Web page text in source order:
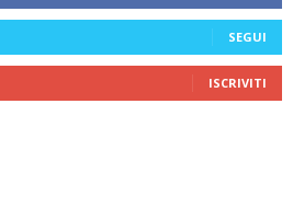
SEGUI
ISCRIVITI